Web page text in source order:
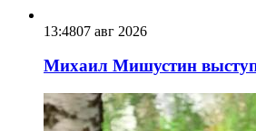
13:4807 авг 2026
Михаил Мишустин